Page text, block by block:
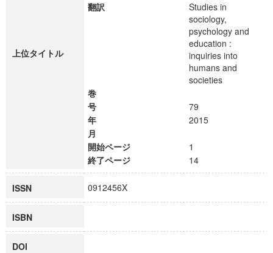
上位タイトル
翻訳
Studies in
sociology,
psychology and
education :
inquiries into
humans and
societies
巻
号
79
年
2015
月
開始ページ
1
終了ページ
14
ISSN 0912456X
ISBN
DOI